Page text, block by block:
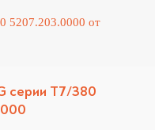
серии T7/380